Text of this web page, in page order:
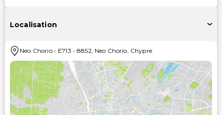
Localisation
Neo Chorio- E713 -8852, Neo Chorio, Chypre